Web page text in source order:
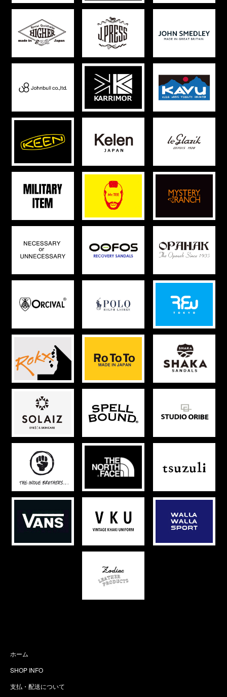
ホーム
SHOP INFO
支払・配送について